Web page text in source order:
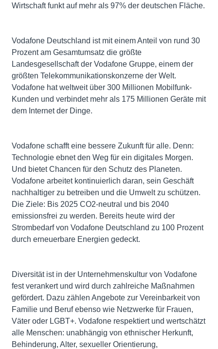
Wirtschaft funkt auf mehr als 97% der deutschen Fläche.
Vodafone Deutschland ist mit einem Anteil von rund 30
Prozent am Gesamtumsatz die größte
Landesgesellschaft der Vodafone Gruppe, einem der
größten Telekommunikationskonzerne der Welt.
Vodafone hat weltweit über 300 Millionen Mobilfunk-
Kunden und verbindet mehr als 175 Millionen Geräte mit
dem Internet der Dinge.
Vodafone schafft eine bessere Zukunft für alle. Denn:
Technologie ebnet den Weg für ein digitales Morgen.
Und bietet Chancen für den Schutz des Planeten.
Vodafone arbeitet kontinuierlich daran, sein Geschäft
nachhaltiger zu betreiben und die Umwelt zu schützen.
Die Ziele: Bis 2025 CO2-neutral und bis 2040
emissionsfrei zu werden. Bereits heute wird der
Strombedarf von Vodafone Deutschland zu 100 Prozent
durch erneuerbare Energien gedeckt.
Diversität ist in der Unternehmenskultur von Vodafone
fest verankert und wird durch zahlreiche Maßnahmen
gefördert. Dazu zählen Angebote zur Vereinbarkeit von
Familie und Beruf ebenso wie Netzwerke für Frauen,
Väter oder LGBT+. Vodafone respektiert und wertschätzt
alle Menschen: unabhängig von ethnischer Herkunft,
Behinderung, Alter, sexueller Orientierung,